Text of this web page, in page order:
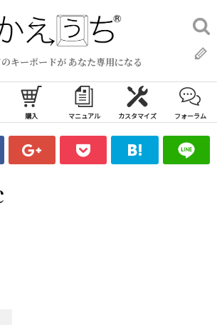
キーボードが あなた専用になる
検
索:
購入 マニュアル カスタマイズ フォーラム